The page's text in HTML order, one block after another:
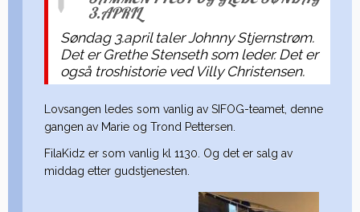
3.APRIL
Søndag 3.april taler Johnny Stjernstrøm.
Det er Grethe Stenseth som leder. Det er
også troshistorie ved Villy Christensen.
Lovsangen ledes som vanlig av SIFOG-teamet, denne
gangen av Marie og Trond Pettersen.
FilaKidz er som vanlig kl 1130. Og det er salg av
middag etter gudstjenesten.